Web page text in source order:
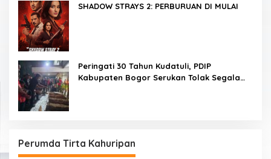
SHADOW STRAYS 2: PERBURUAN DI MULAI
Peringati 30 Tahun Kudatuli, PDIP
Kabupaten Bogor Serukan Tolak Segala
Perumda Tirta Kahuripan